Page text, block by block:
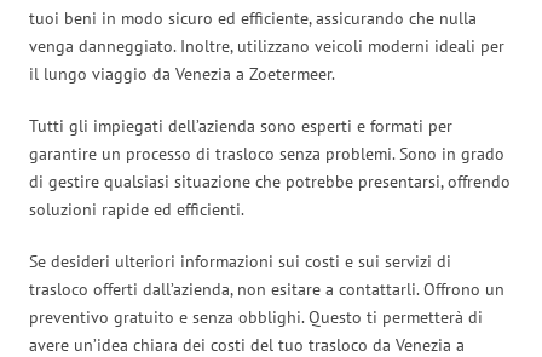
tuoi beni in modo sicuro ed efficiente, assicurando che nulla
venga danneggiato. Inoltre, utilizzano veicoli moderni ideali per
il lungo viaggio da Venezia a Zoetermeer.
Tutti gli impiegati dell’azienda sono esperti e formati per
garantire un processo di trasloco senza problemi. Sono in grado
di gestire qualsiasi situazione che potrebbe presentarsi, offrendo
soluzioni rapide ed efficienti.
Se desideri ulteriori informazioni sui costi e sui servizi di
trasloco offerti dall’azienda, non esitare a contattarli. Offrono un
preventivo gratuito e senza obblighi. Questo ti permetterà di
avere un’idea chiara dei costi del tuo trasloco da Venezia a